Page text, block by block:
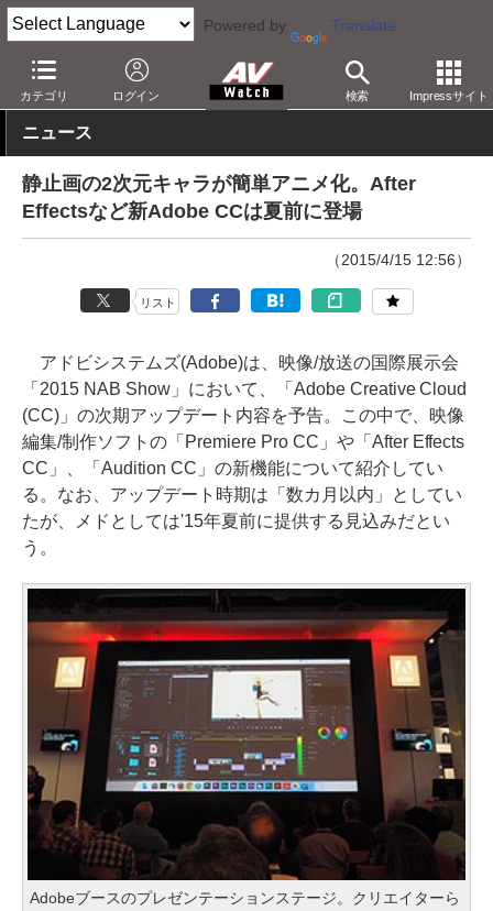
Powered by Translate
カテゴリ ログイン 検索 Impressサイト
AV Watch イベント 2015
ニュース
静止画の2次元キャラが簡単アニメ化。After
Effectsなど新Adobe CCは夏前に登場
（2015/4/15 12:56）
リスト
アドビシステムズ(Adobe)は、映像/放送の国際展示会
「2015 NAB Show」において、「Adobe Creative Cloud
(CC)」の次期アップデート内容を予告。この中で、映像
編集/制作ソフトの「Premiere Pro CC」や「After Effects
CC」、「Audition CC」の新機能について紹介してい
る。なお、アップデート時期は「数カ月以内」としてい
たが、メドとしては'15年夏前に提供する見込みだとい
う。
Adobeブースのプレゼンテーションステージ。クリエイターら